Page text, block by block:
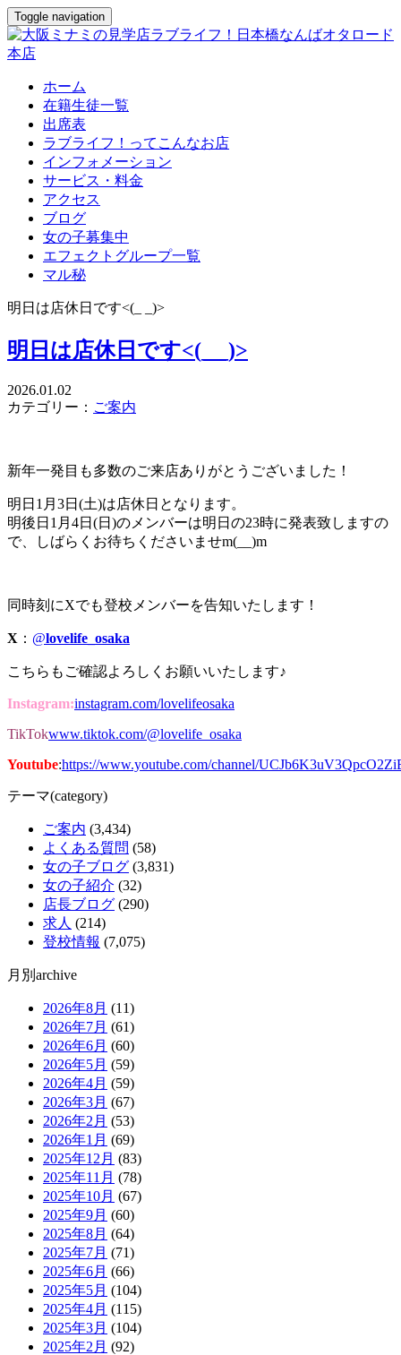
Toggle navigation
ホーム
在籍生徒一覧
出席表
ラブライフ！ってこんなお店
インフォメーション
サービス・料金
アクセス
ブログ
女の子募集中
エフェクトグループ一覧
マル秘
明日は店休日です<(_ _)>
明日は店休日です<(_ _)>
2026.01.02
カテゴリー： ご案内
新年一発目も多数のご来店ありがとうございました！
明日1月3日(土)は店休日となります。
明後日1 月4日(日)のメンバーは明日の23時に発表致しますの
で、しばらくお待ちくださいませm(__)m
同時刻にXでも登校メンバーを告知いたします！
X ： @lovelife_osaka
こちらもご確認よろしくお願いいたします♪
Instagram:instagram.com/lovelifeosaka
TikTokwww.tiktok.com/@lovelife_osaka
Youtube:https://www.youtube.com/channel/
テーマ(category)
ご案内 (3,434)
よくある質問 (58)
女の子ブログ (3,831)
女の子紹介 (32)
店長ブログ (290)
求人 (214)
登校情報 (7,075)
月別archive
2026年8月 (11)
2026年7月 (61)
2026年6月 (60)
2026年5月 (59)
2026年4月 (59)
2026年3月 (67)
2026年2月 (53)
2026年1月 (69)
2025年12月 (83)
2025年11月 (78)
2025年10月 (67)
2025年9月 (60)
2025年8月 (64)
2025年7月 (71)
2025年6月 (66)
2025年5月 (104)
2025年4月 (115)
2025年3月 (104)
2025年2月 (92)